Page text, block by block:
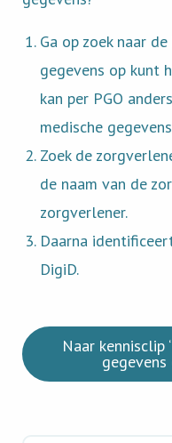
Ga op zoek naar
gegevens op kunt
kan per PGO
medische gegevens
Zoek de
de naam van de
zorgverlener.
Daarna
DigiD.
Naar kennisclip
gegevens